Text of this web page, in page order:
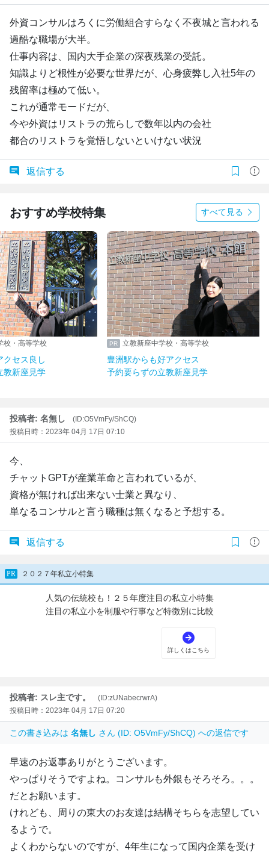
外資コンサルはろくに労働組合すらなく不夜城と言われる
過酷な職場が大半。
仕事内容は、国内大手企業の深夜残業の受託。
知識よりど根性が必要な世界だが、心身疲弊し入社5年の
残留率は極めて低い。
これが通常モードだが、
今や外資はリストラの荒らしで数年以内の会社
都合のリストラを覚悟しないといけない状況
返信する
おすすめ学校特集 すべて見る
校・高等学校
クセス良し
教新座見学
立教新座中学校・高等学校
豊洲駅からも好アクセス
予約要らずの立教新座見学
投稿者: 名無し
(ID:O5VmFy/ShCQ)
投稿日時：2023年 04月 17日 07:10
今、
チャットGPTが産業革命と言われているが、
資格が無ければ出来ない士業と異なり、
単なるコンサルと言う職種は無くなると予想する。
返信する
投稿者: スレ主です。
(ID:zUNabecrwrA)
投稿日時：2023年 04月 17日 07:20
この書き込みは 名無し さん (ID: O5VmFy/ShCQ) への返信です
早速のお返事ありがとうございます。
やっぱりそうですよね。コンサルも外銀もそろそろ。。。
だとお願います。
けれども、周りの東大のお友達は結構そちらを志望してい
るようで。
よくわからないのですが、4年生になって国内企業を受け